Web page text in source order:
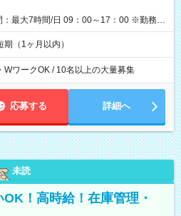
：最大7時間/日 09：00～17：00 ※勤務時
ります。
（1ヶ月以内）
WワークOK / 10名以上の大量募集
応募する 詳細へ
未読
！高時給！在庫管理・